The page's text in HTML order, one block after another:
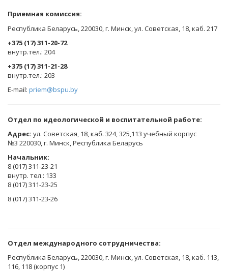
Приемная комиссия:
Республика Беларусь, 220030, г. Минск, ул. Советская, 18, каб. 217
+375 (17) 311-20-72
​внутр.тел.: 204
+375 (17) 311-21-28
​внутр.тел.: 203
E-mail: priem@bspu.by
Отдел по идеологической и воспитательной работе:
Адрес: ул. Советская, 18, каб. 324, 325,113 учебный корпус
№3 220030, г. Минск, Республика Беларусь
Начальник:
8 (017) 311-23-21
внутр. тел.: 133
8 (017) 311-23-25
8 (017) 311-23-26
Отдел международного сотрудничества:
Республика Беларусь, 220030, г. Минск, ул. Советская, 18, каб. 113,
116, 118 (корпус 1)